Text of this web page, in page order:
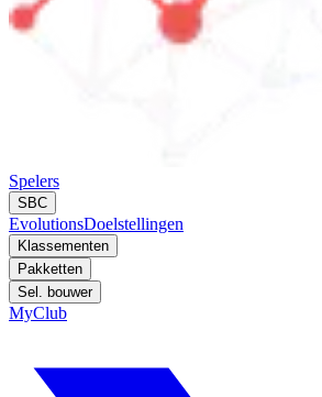
Spelers
SBC
EvolutionsDoelstellingen
Klassementen
Pakketten
Sel. bouwer
MyClub